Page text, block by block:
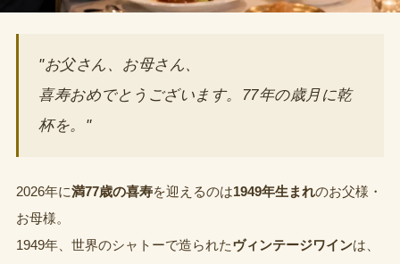
"お父さん、お母さん、
喜寿おめでとうございます。77年の歳月に乾
杯を。"
2026年に満77歳の喜寿を迎えるのは1949年生まれのお父様・
お母様。
1949年、世界のシャトーで造られたヴィンテージワインは、